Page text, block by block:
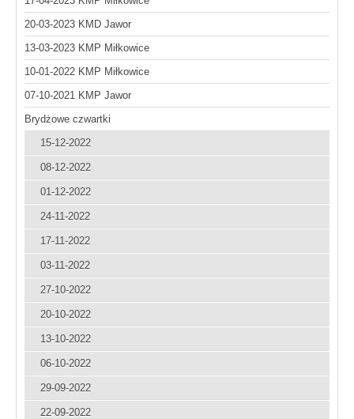
20-03-2023 KMD Jawor
13-03-2023 KMP Miłkowice
10-01-2022 KMP Miłkowice
07-10-2021 KMP Jawor
Brydżowe czwartki
15-12-2022
08-12-2022
01-12-2022
24-11-2022
17-11-2022
03-11-2022
27-10-2022
20-10-2022
13-10-2022
06-10-2022
29-09-2022
22-09-2022